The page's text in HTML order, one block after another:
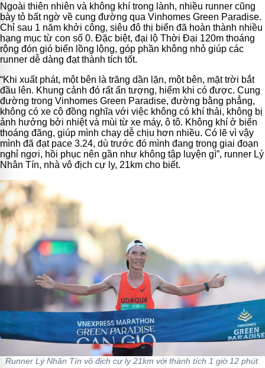
Ngoài thiên nhiên và không khí trong lành, nhiều runner cũng
bày tỏ bất ngờ về cung đường qua Vinhomes Green Paradise.
Chỉ sau 1 năm khởi công, siêu đô thị biển đã hoàn thành nhiều
hạng mục từ con số 0. Đặc biệt, đại lộ Thời Đại 120m thoáng
rộng đón gió biển lồng lộng, góp phần không nhỏ giúp các
runner dễ dàng đạt thành tích tốt.
“Khi xuất phát, một bên là trăng dần lặn, một bên, mặt trời bắt
đầu lên. Khung cảnh đó rất ấn tượng, hiếm khi có được. Cung
đường trong Vinhomes Green Paradise, đường bằng phẳng,
không có xe cộ đồng nghĩa với việc không có khí thải, không bị
ảnh hưởng bởi nhiệt và mùi từ xe máy, ô tô. Không khí ở biển
thoáng đãng, giúp mình chạy dễ chịu hơn nhiều. Có lẽ vì vậy
mình đã đạt pace 3.24, dù trước đó mình đang trong giai đoạn
nghỉ ngơi, hồi phục nên gần như không tập luyện gì”, runner Lý
Nhân Tín, nhà vô địch cự ly, 21km cho biết.
Runner Lý Nhân Tín vô địch cự ly 21km với thành tích 1 giờ 12 phút.